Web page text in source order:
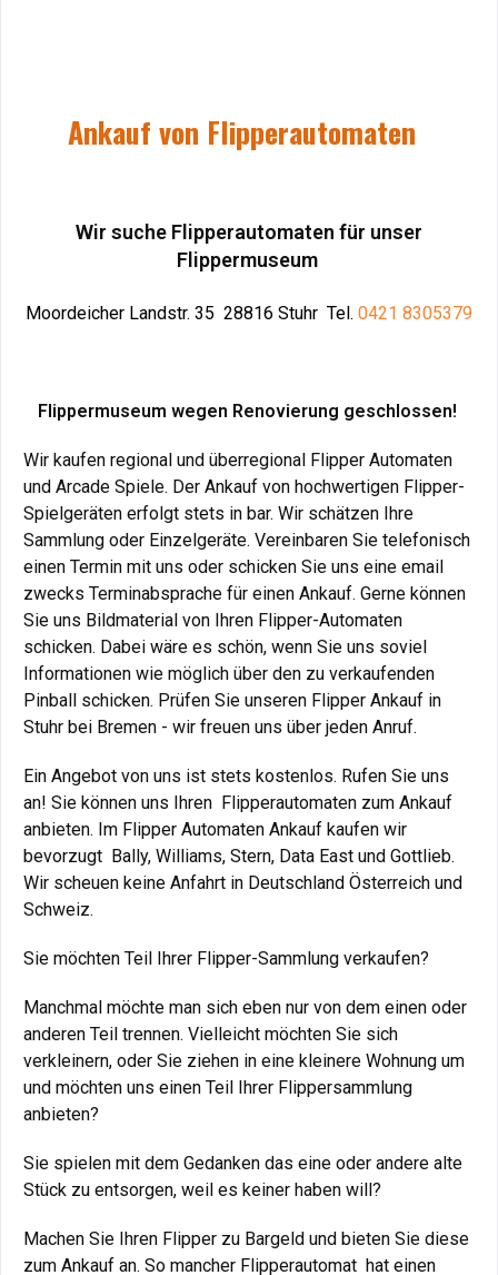
Ankauf von Flipperautomaten
Wir suche Flipperautomaten für unser
Flippermuseum
Moordeicher Landstr. 35 28816 Stuhr Tel. 0421 8305379
Flippermuseum wegen Renovierung geschlossen!
Wir kaufen regional und überregional Flipper Automaten
und Arcade Spiele. Der Ankauf von hochwertigen Flipper-
Spielgeräten erfolgt stets in bar. Wir schätzen Ihre
Sammlung oder Einzelgeräte. Vereinbaren Sie telefonisch
einen Termin mit uns oder schicken Sie uns eine email
zwecks Terminabsprache für einen Ankauf. Gerne können
Sie uns Bildmaterial von Ihren Flipper-Automaten
schicken. Dabei wäre es schön, wenn Sie uns soviel
Informationen wie möglich über den zu verkaufenden
Pinball schicken. Prüfen Sie unseren Flipper Ankauf in
Stuhr bei Bremen - wir freuen uns über jeden Anruf.
Ein Angebot von uns ist stets kostenlos. Rufen Sie uns
an! Sie können uns Ihren Flipperautomaten zum Ankauf
anbieten. Im Flipper Automaten Ankauf kaufen wir
bevorzugt Bally, Williams, Stern, Data East und Gottlieb.
Wir scheuen keine Anfahrt in Deutschland Österreich und
Schweiz.
Sie möchten Teil Ihrer Flipper-Sammlung verkaufen?
Manchmal möchte man sich eben nur von dem einen oder
anderen Teil trennen. Vielleicht möchten Sie sich
verkleinern, oder Sie ziehen in eine kleinere Wohnung um
und möchten uns einen Teil Ihrer Flippersammlung
anbieten?
Sie spielen mit dem Gedanken das eine oder andere alte
Stück zu entsorgen, weil es keiner haben will?
Machen Sie Ihren Flipper zu Bargeld und bieten Sie diese
zum Ankauf an. So mancher Flipperautomat hat einen